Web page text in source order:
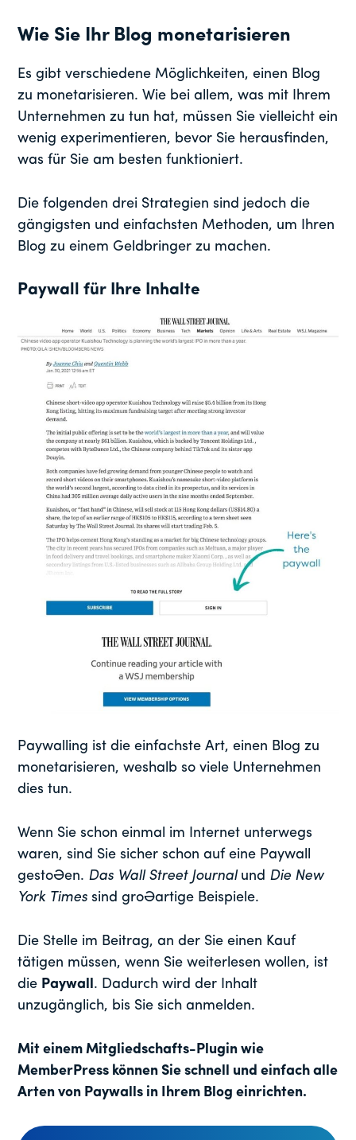
Wie Sie Ihr Blog monetarisieren
Es gibt verschiedene Möglichkeiten, einen Blog
zu monetarisieren. Wie bei allem, was mit Ihrem
Unternehmen zu tun hat, müssen Sie vielleicht ein
wenig experimentieren, bevor Sie herausfinden,
was für Sie am besten funktioniert.
Die folgenden drei Strategien sind jedoch die
gängigsten und einfachsten Methoden, um Ihren
Blog zu einem Geldbringer zu machen.
Paywall für Ihre Inhalte
Paywalling ist die einfachste Art, einen Blog zu
monetarisieren, weshalb so viele Unternehmen
dies tun.
Wenn Sie schon einmal im Internet unterwegs
waren, sind Sie sicher schon auf eine Paywall
gestoßen. Das Wall Street Journalund Die New
York Times sind großartige Beispiele.
Die Stelle im Beitrag, an der Sie einen Kauf
tätigen müssen, wenn Sie weiterlesen wollen, ist
die Paywall . Dadurch wird der Inhalt
unzugänglich, bis Sie sich anmelden.
Mit einem Mitgliedschafts-Plugin wie
MemberPress können Sie schnell und einfach alle
Arten von Paywalls in Ihrem Blog einrichten.